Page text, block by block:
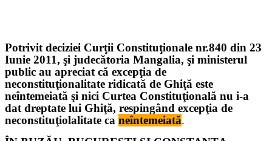
Potrivit deciziei Curţii Constituţionale nr.840 din 23
Iunie 2011, şi judecătoria Mangalia, şi ministerul
public au apreciat că excepţia de
neconstituţionalitate ridicată de Ghiţă este
neîntemeiată şi nici Curtea Constituţională nu i-a
dat dreptate lui Ghiţă, respingând excepţia de
neconstituţiolalitate ca neîntemeiată.